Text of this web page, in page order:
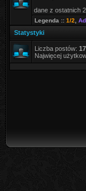
dane z ostatnich
Legenda :: 1/2
Statystyki
Liczba postów:
Najwięcej